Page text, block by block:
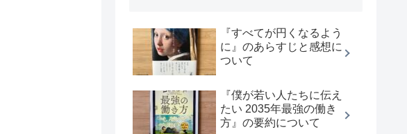
『すべてが円くなるよう
に』のあらすじと感想に
ついて
『僕が若い人たちに伝え
たい 2035年最強の働き
方』の要約について